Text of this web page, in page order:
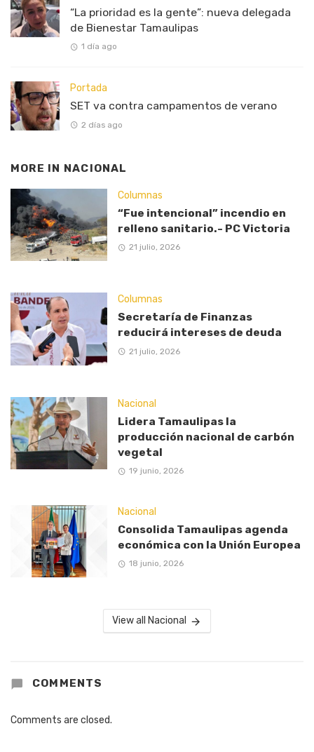
“La prioridad es la gente”: nueva delegada
de Bienestar Tamaulipas
1 día ago
Portada
SET va contra campamentos de verano
2 días ago
MORE IN NACIONAL
Columnas
“Fue intencional” incendio en
relleno sanitario.- PC Victoria
21 julio, 2026
Columnas
Secretaría de Finanzas
reducirá intereses de deuda
21 julio, 2026
Nacional
Lidera Tamaulipas la
producción nacional de carbón
vegetal
19 junio, 2026
Nacional
Consolida Tamaulipas agenda
económica con la Unión Europea
18 junio, 2026
View all Nacional
COMMENTS
Comments are closed.